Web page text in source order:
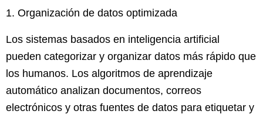
1. Organización de datos optimizada
Los sistemas basados ​​en inteligencia artificial
pueden categorizar y organizar datos más rápido que
los humanos. Los algoritmos de aprendizaje
automático analizan documentos, correos
electrónicos y otras fuentes de datos para etiquetar y